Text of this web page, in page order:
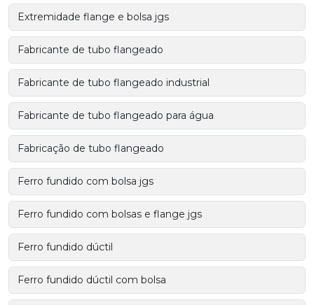
Extremidade flange e bolsa jgs
Fabricante de tubo flangeado
Fabricante de tubo flangeado industrial
Fabricante de tubo flangeado para água
Fabricação de tubo flangeado
Ferro fundido com bolsa jgs
Ferro fundido com bolsas e flange jgs
Ferro fundido dúctil
Ferro fundido dúctil com bolsa